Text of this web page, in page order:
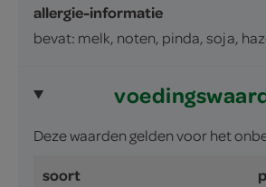
allergie-informatie
bevat: melk, noten, pinda, soja,
Deze waarden gelden voor het
soort